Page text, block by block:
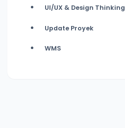
UI/UX & Design Thinking
Update Proyek
WMS